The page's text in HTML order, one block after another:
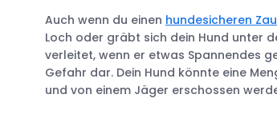
Auch wenn du einen hundesicheren
Loch oder gräbt sich dein Hund unter
verleitet, wenn er etwas Spannendes
Gefahr dar. Dein Hund könnte eine
und von einem Jäger erschossen